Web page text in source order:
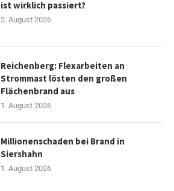
ist wirklich passiert?
2. August 2026
Reichenberg: Flexarbeiten an
Strommast lösten den großen
Flächenbrand aus
1. August 2026
Millionenschaden bei Brand in
Siershahn
1. August 2026